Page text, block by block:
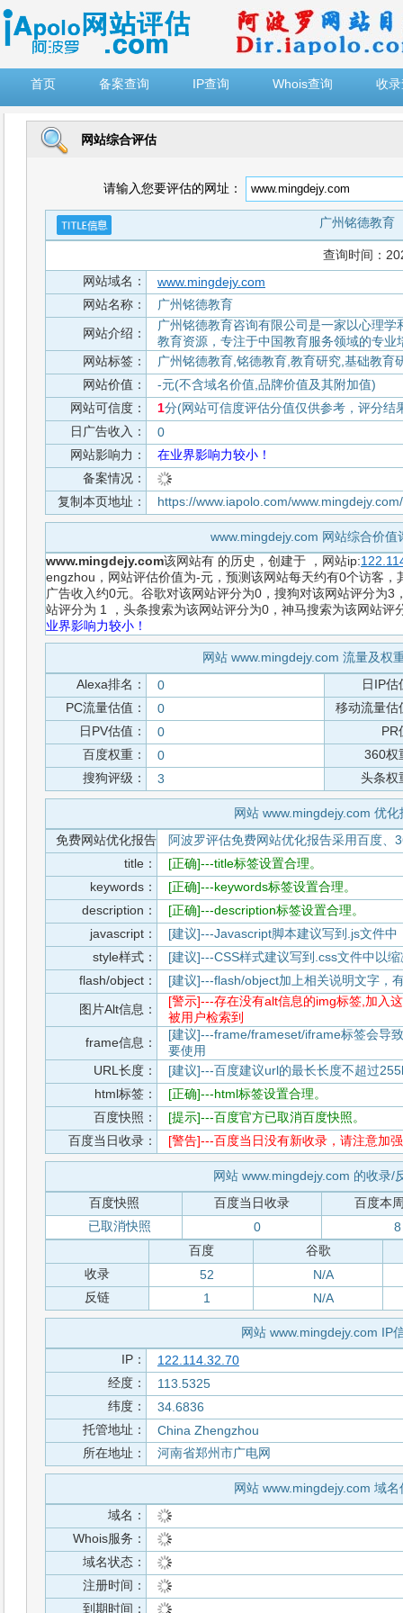
首页
备案查询 IP查询 Whois查询 收
网站综合评估
请输入您要评估的网址：
广州铭德教育
查询时间：
网站域名：
www.mingdejy.com
网站名称：
广州铭德教育
网站介绍：
广州铭德教育咨询有限公司是一家以心理
教育资源，专注于中国教育服务领域的专业
网站标签：
广州铭德教育,铭德教育,教育研究,基础教育
网站价值：
-元(不含域名价值,品牌价值及其附加值)
网站可信度：
1分(网站可信度评估分值仅供参考，评分结
日广告收入：
0
网站影响力：
在业界影响力较小！
备案情况：
复制本页地址：
https://www.iapolo.com/
www.mingdejy.com 网站综合价值
www.mingdejy.com该网站有 的历史，创建于 ，网站ip:
engzhou，网站评估价值为-元，预测该网站每天约有0个访客
广告收入约0元。谷歌对该网站评分为0，搜狗对该网站评分为3
站评分为 1 ，头条搜索为该网站评分为0，神马搜索为该网站
业界影响力较小！
网站 www.mingdejy.com 流量及权
Alexa排名：
0
日IP估
PC流量估值：
0
移动流量估
日PV估值：
0
PR
百度权重：
0
360权
搜狗评级：
3 头条权
网站 www.mingdejy.com 优化
免费网站优化报告
阿波罗评估免费网站优化报告采用百度、
title：
[正确]---title标签设置合理。
keywords：
[正确]---keywords标签设置合理。
description：
[正确]---description标签设置合理。
javascript：
[建议]---Javascript脚本建议写到.js文件中
style样式：
[建议]---CSS样式建议写到.css文件中以
flash/object：
[建议]---flash/object加上相关说明文字，
图片Alt信息：
[警示]---存在没有alt信息的img标签,加入
被用户检索到
frame信息：
[建议]---frame/frameset/iframe标签会导
要使用
URL长度：
[建议]---百度建议url的最长长度不超过
html标签：
[正确]---html标签设置合理。
百度快照：
[提示]---百度官方已取消百度快照。
百度当日收录：
[警告]---百度当日没有新收录，请注意加
网站 www.mingdejy.com 的收录/
百度快照
百度当日收录
百度本
已取消快照
0
8
百度
谷歌
收录
52
N/A
反链
1 N/A
网站 www.mingdejy.com IP
IP：
122.114.32.70
经度：
113.5325
纬度：
34.6836
托管地址：
China Zhengzhou
所在地址：
河南省郑州市广电网
网站 www.mingdejy.com 域名
域名：
Whois服务：
域名状态：
注册时间：
到期时间：